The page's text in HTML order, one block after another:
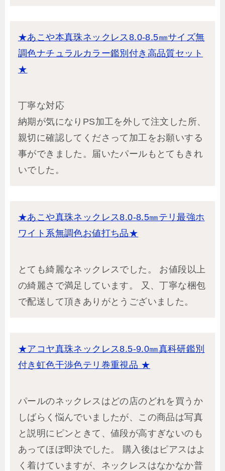
★あこや本真珠ネックレス8.0-8.5㎜サイズ無
調色ナチュラルカラー鑑別付き高品質セット
★
丁寧な対応
納期が気になりPS加工を外して注文した所、
親切に確認してくださって加工をお願いする
事ができました。届いたパールもとてもきれ
いでした。
★あこや真珠ネックレス8.0-8.5㎜テリ最強ホ
ワイト系無調色お値打ち品★
とても綺麗なネックレスでした。 お値段以上
の綺麗さで満足しています。 又、丁寧な梱包
で配送して頂きありがとうございました。
★アコヤ真珠ネックレス8.5-9.0㎜真科研鑑別
付き虹色干渉色テリ巻重視品 ★
パールのネックレスはどの店のどれを買うか
しばらく悩んでいましたが、この商品は写真
と説明にピンときて、値段が高すぎないのも
あってほぼ即決でした。 購入後はピアスはよ
く着けていますが、ネックレスはなかなか普